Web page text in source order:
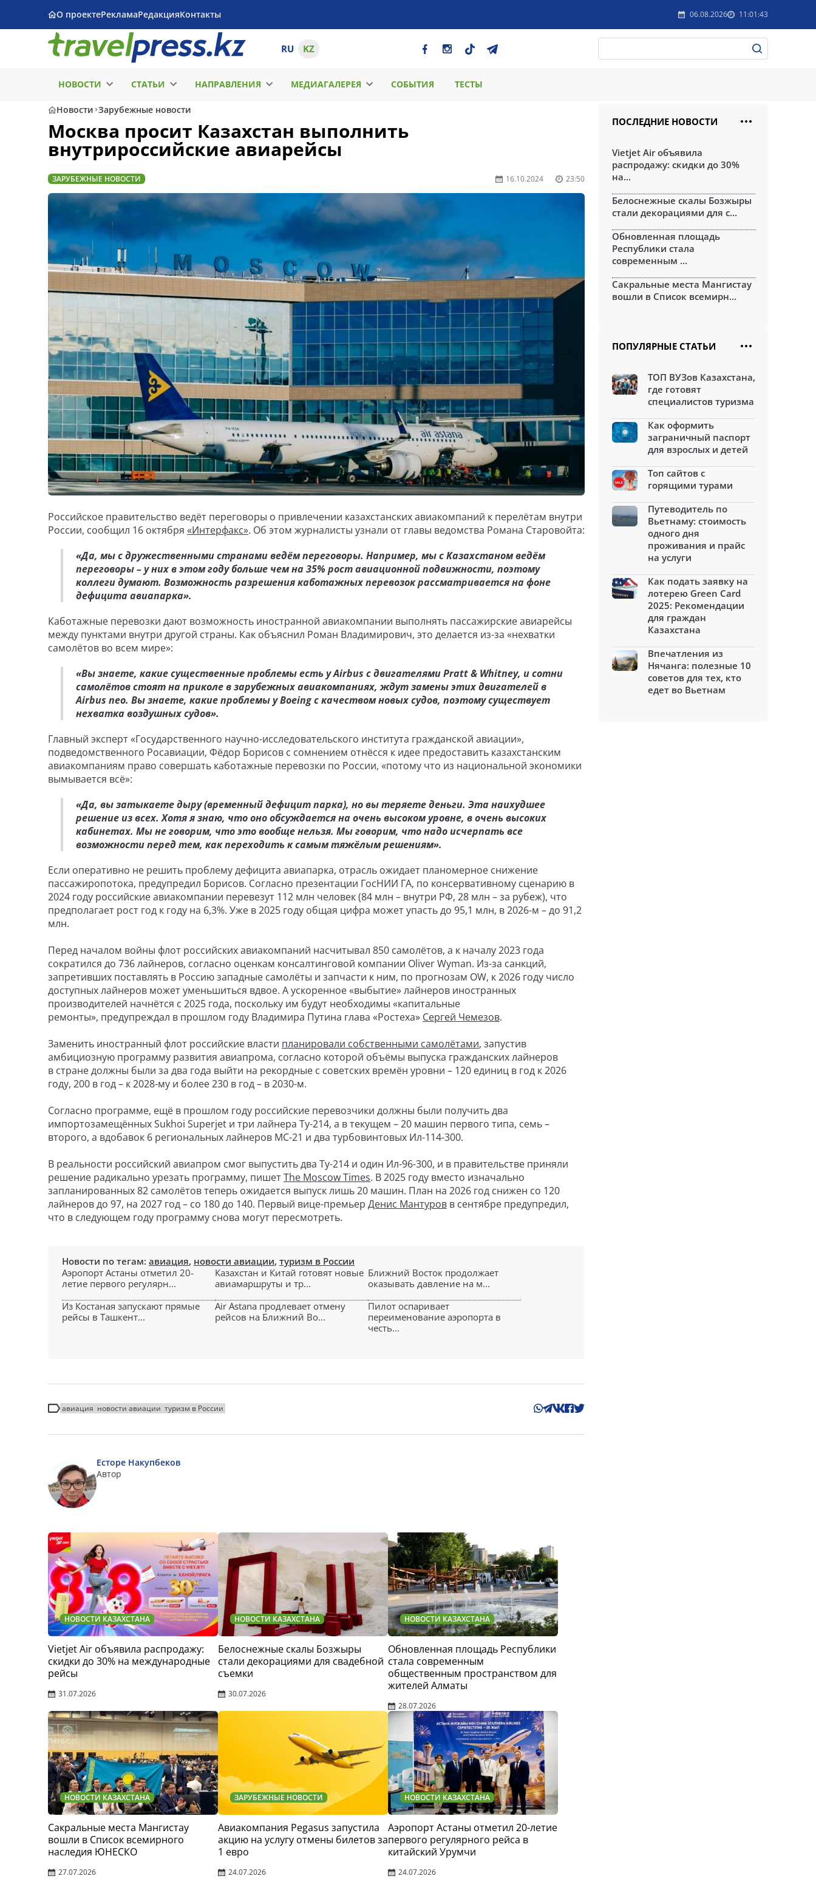
О проектеРекламаРедакцияКонтакты 06.08.2026 11:01:43
RU KZ
НОВОСТИ СТАТЬИ НАПРАВЛЕНИЯ МЕДИАГАЛЕРЕЯ СОБЫТИЯ ТЕСТЫ
Новости Зарубежные новости
Москва просит Казахстан выполнить
внутрироссийские авиарейсы
ЗАРУБЕЖНЫЕ НОВОСТИ 16.10.2024 23:50
Российское правительство ведёт переговоры о привлечении казахстанских авиакомпаний к перелётам внутри
России, сообщил 16 октября «Интерфакс». Об этом журналисты узнали от главы ведомства Романа Старовойта:
«Да, мы с дружественными странами ведём переговоры. Например, мы с Казахстаном ведём
переговоры – у них в этом году больше чем на 35% рост авиационной подвижности, поэтому
коллеги думают. Возможность разрешения каботажных перевозок рассматривается на фоне
дефицита авиапарка».
Каботажные перевозки дают возможность иностранной авиакомпании выполнять пассажирские авиарейсы
между пунктами внутри другой страны. Как объяснил Роман Владимирович, это делается из-за «нехватки
самолётов во всем мире»:
«Вы знаете, какие существенные проблемы есть у Airbus с двигателями Pratt & Whitney, и сотни
самолётов стоят на приколе в зарубежных авиакомпаниях, ждут замены этих двигателей в
Airbus neo. Вы знаете, какие проблемы у Boeing с качеством новых судов, поэтому существует
нехватка воздушных судов».
Главный эксперт «Государственного научно-исследовательского института гражданской авиации»,
подведомственного Росавиации, Фёдор Борисов с сомнением отнёсся к идее предоставить казахстанским
авиакомпаниям право совершать каботажные перевозки по России, «потому что из национальной экономики
вымывается всё»:
«Да, вы затыкаете дыру (временный дефицит парка), но вы теряете деньги. Эта наихудшее
решение из всех. Хотя я знаю, что оно обсуждается на очень высоком уровне, в очень высоких
кабинетах. Мы не говорим, что это вообще нельзя. Мы говорим, что надо исчерпать все
возможности перед тем, как переходить к самым тяжёлым решениям».
Если оперативно не решить проблему дефицита авиапарка, отрасль ожидает планомерное снижение
пассажиропотока, предупредил Борисов. Согласно презентации ГосНИИ ГА, по консервативному сценарию в
2024 году российские авиакомпании перевезут 112 млн человек (84 млн – внутри РФ, 28 млн – за рубеж), что
предполагает рост год к году на 6,3%. Уже в 2025 году общая цифра может упасть до 95,1 млн, в 2026-м – до 91,2
млн.
Перед началом войны флот российских авиакомпаний насчитывал 850 самолётов, а к началу 2023 года
сократился до 736 лайнеров, согласно оценкам консалтинговой компании Oliver Wyman. Из-за санкций,
запретивших поставлять в Россию западные самолёты и запчасти к ним, по прогнозам OW, к 2026 году число
доступных лайнеров может уменьшиться вдвое. А ускоренное «выбытие» лайнеров иностранных
производителей начнётся с 2025 года, поскольку им будут необходимы «капитальные
ремонты», предупреждал в прошлом году Владимира Путина глава «Ростеха» Сергей Чемезов.
Заменить иностранный флот российские власти планировали собственными самолётами, запустив
амбициозную программу развития авиапрома, согласно которой объёмы выпуска гражданских лайнеров
в стране должны были за два года выйти на рекордные с советских времён уровни – 120 единиц в год к 2026
году, 200 в год – к 2028-му и более 230 в год – в 2030-м.
Согласно программе, ещё в прошлом году российские перевозчики должны были получить два
импортозамещённых Sukhoi Superjet и три лайнера Ту-214, а в текущем – 20 машин первого типа, семь –
второго, а вдобавок 6 региональных лайнеров MC-21 и два турбовинтовых Ил-114-300.
В реальности российский авиапром смог выпустить два Ту-214 и один Ил-96-300, и в правительстве приняли
решение радикально урезать программу, пишетThe Moscow Times. В 2025 году вместо изначально
запланированных 82 самолётов теперь ожидается выпуск лишь 20 машин. План на 2026 год снижен со 120
лайнеров до 97, на 2027 год – со 180 до 140. Первый вице-премьер Денис Мантуров в сентябре предупредил,
что в следующем году программу снова могут пересмотреть.
Новости по тегам: авиация, новости авиации, туризм в России
Аэропорт Астаны отметил 20-
летие первого регулярн...
Казахстан и Китай готовят новые
авиамаршруты и тр...
Ближний Восток продолжает
оказывать давление на м...
Из Костаная запускают прямые
рейсы в Ташкент...
Air Astana продлевает отмену
рейсов на Ближний Во...
Пилот оспаривает
переименование аэропорта в
честь...
авиация новости авиации туризм в России
Есторе Накупбеков
Автор
НОВОСТИ КАЗАХСТАНА
Vietjet Air объявила распродажу:
скидки до 30% на международные
рейсы
31.07.2026
НОВОСТИ КАЗАХСТАНА
Белоснежные скалы Бозжыры
стали декорациями для свадебной
съемки
30.07.2026
НОВОСТИ КАЗАХСТАНА
Обновленная площадь Республики
стала современным
общественным пространством для
жителей Алматы
28.07.2026
НОВОСТИ КАЗАХСТАНА
Сакральные места Мангистау
вошли в Список всемирного
наследия ЮНЕСКО
27.07.2026
ЗАРУБЕЖНЫЕ НОВОСТИ
Авиакомпания Pegasus запустила
акцию на услугу отмены билетов за
1 евро
24.07.2026
НОВОСТИ КАЗАХСТАНА
Аэропорт Астаны отметил 20-летие
первого регулярного рейса в
китайский Урумчи
24.07.2026
ПОСЛЕДНИЕ НОВОСТИ
Vietjet Air объявила
распродажу: скидки до 30%
на...
Белоснежные скалы Бозжыры
стали декорациями для с...
Обновленная площадь
Республики стала
современным ...
Сакральные места Мангистау
вошли в Список всемирн...
ПОПУЛЯРНЫЕ СТАТЬИ
ТОП ВУЗов Казахстана,
где готовят
специалистов туризма
Как оформить
заграничный паспорт
для взрослых и детей
Топ сайтов с
горящими турами
Путеводитель по
Вьетнаму: стоимость
одного дня
проживания и прайс
на услуги
Как подать заявку на
лотерею Green Card
2025: Рекомендации
для граждан
Казахстана
Впечатления из
Нячанга: полезные 10
советов для тех, кто
едет во Вьетнам